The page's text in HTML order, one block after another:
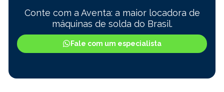
Conte com a Aventa: a maior locadora de
máquinas de solda do Brasil.
Fale com um especialista